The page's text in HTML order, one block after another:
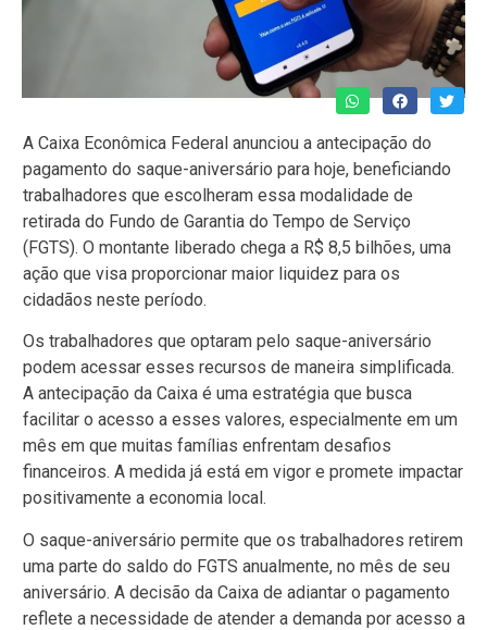
A Caixa Econômica Federal anunciou a antecipação do
pagamento do saque-aniversário para hoje, beneficiando
trabalhadores que escolheram essa modalidade de
retirada do Fundo de Garantia do Tempo de Serviço
(FGTS). O montante liberado chega a R$ 8,5 bilhões, uma
ação que visa proporcionar maior liquidez para os
cidadãos neste período.
Os trabalhadores que optaram pelo saque-aniversário
podem acessar esses recursos de maneira simplificada.
A antecipação da Caixa é uma estratégia que busca
facilitar o acesso a esses valores, especialmente em um
mês em que muitas famílias enfrentam desafios
financeiros. A medida já está em vigor e promete impactar
positivamente a economia local.
O saque-aniversário permite que os trabalhadores retirem
uma parte do saldo do FGTS anualmente, no mês de seu
aniversário. A decisão da Caixa de adiantar o pagamento
reflete a necessidade de atender a demanda por acesso a